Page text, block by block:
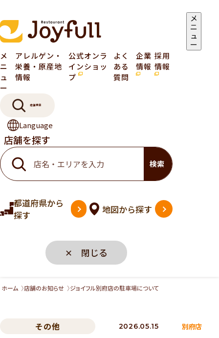
メ
ニ
ュ
ー
メ
ニ
ュ
ー
アレルゲン・
栄養・原産地
情報
公式オンラ
インショッ
プ
よく
ある
質問
企業
情報
採用
情報
店舗検索
Language
店舗を探す
検索
都道府県から
探す
地図から探す
✕ 閉じる
ホーム 店舗のお知らせ ジョイフル別府店の駐車場について
その他 2026.05.15 別府店